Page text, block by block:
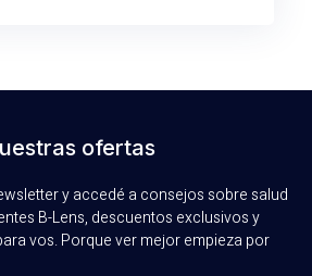
ofertas
y accedé a consejos sobre salud
B-Lens, descuentos exclusivos y
vos. Porque ver mejor empieza por